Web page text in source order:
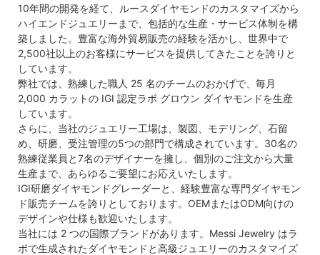
10年間の開発を経て、ルースダイヤモンドのカスタマイズから
ハイエンドジュエリーまで、包括的な生産・サービス体制を構
築しました。豊富な海外貿易販売の経験を活かし、世界中で
2,500社以上のお客様にサービスを提供してきたことを誇りと
しています。
弊社では、熟練した職人 25 名のチームのおかげで、毎月
2,000 カラットの IGI 認定ラボ グロウン ダイヤモンドを生産
しています。
さらに、当社のジュエリー工場は、製図、モデリング、石留
め、研磨、受注管理の5つの部門で構成されています。30名の
熟練従業員と7名のデザイナーを擁し、個別のご注文から大量
生産まで、あらゆるご要望にお応えいたします。
IGI研磨ダイヤモンドグレーダーと、経験豊富な専門ダイヤモン
ド販売チームを誇りとしております。OEMまたはODM向けの
デザインや仕様も歓迎いたします。
当社には 2 つの国際ブランドがあります。Messi Jewelry はラ
ボで生成されたダイヤモンドと高級ジュエリーのカスタマイズ